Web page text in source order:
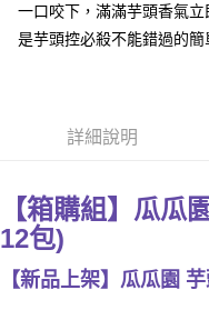
便利好安心！
１．簡單：不需註冊會員、不
２．便利：只要手機號碼，簡
１．於結帳方式選擇「
結帳頁面，進行簡訊認證並確
ATM／網路銀行／等多元方式
※ 請注意：結帳手續完成當下
購買商品的店家。未經商家同
後付繳納相關費用。
※ 交易是否成功請以「AFTEE
每筆NT$120，滿
每筆NT$120，滿
一口咬下，滿滿芋頭香氣
是芋頭控必殺不能錯過的簡
詳細說明
【箱購組】瓜瓜
12包)
【新品上架】瓜瓜園